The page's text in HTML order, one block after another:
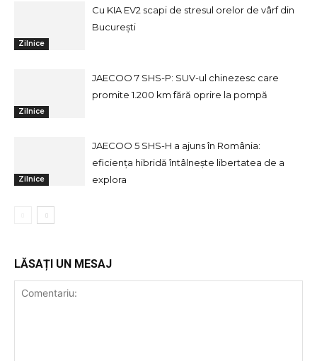
Zilnice
Cu KIA EV2 scapi de stresul orelor de vârf din
București
Zilnice
JAECOO 7 SHS-P: SUV-ul chinezesc care
promite 1.200 km fără oprire la pompă
Zilnice
JAECOO 5 SHS-H a ajuns în România:
eficiența hibridă întâlnește libertatea de a
explora
LĂSAȚI UN MESAJ